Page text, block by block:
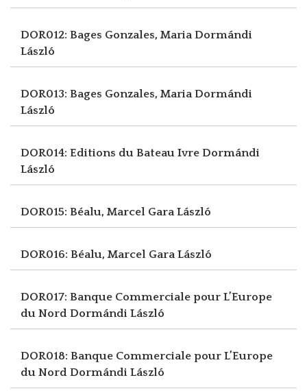
DOR012: Bages Gonzales, MariaDormándi
László
DOR013: Bages Gonzales, MariaDormándi
László
DOR014: Editions du Bateau Ivre Dormándi
László
DOR015: Béalu, Marcel Gara László
DOR016: Béalu, Marcel Gara László
DOR017: Banque Commerciale pour L’Europe
du Nord Dormándi László
DOR018: Banque Commerciale pour L’Europe
du Nord Dormándi László